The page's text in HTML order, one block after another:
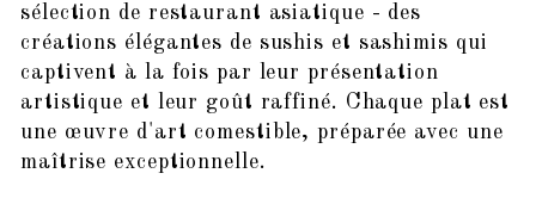
sélection de restaurant asiatique - des
créations élégantes de sushis et sashimis qui
captivent à la fois par leur présentation
artistique et leur goût raffiné. Chaque plat est
une œuvre d'art comestible, préparée avec une
maîtrise exceptionnelle.